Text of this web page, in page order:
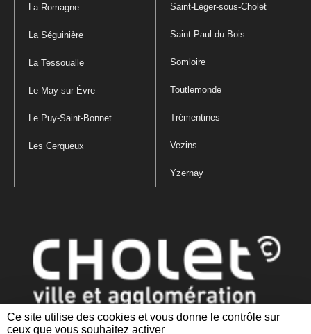
Ce site utilise des cookies et vous donne le contrôle sur
ceux que vous souhaitez activer
La Romagne
La Séguinière
La Tessoualle
Le May-sur-Èvre
Le Puy-Saint-Bonnet
Les Cerqueux
Saint-Léger-sous-Cholet
Saint-Paul-du-Bois
Somloire
Toutlemonde
Trémentines
Vezins
Yzernay